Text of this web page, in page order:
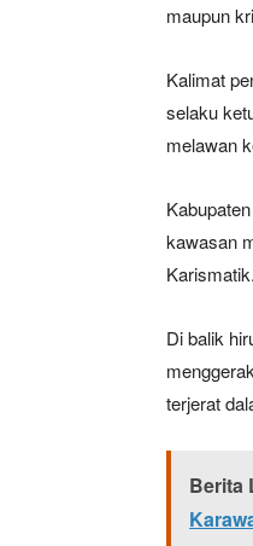
maupun
Kalimat
selaku
melawan
kawasan
Karismatik.
Di balik
terjerat
Berita